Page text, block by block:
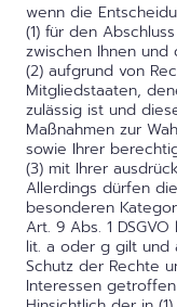
wenn die
(1) für den
zwischen Ihnen
(2) aufgrund von
Mitgliedstaaten,
zulässig ist und
Maßnahmen zur
sowie Ihrer
(3) mit Ihrer
Allerdings dürfen
besonderen
Art. 9 Abs. 1
lit. a oder g gilt und
Schutz der Rechte
Interessen